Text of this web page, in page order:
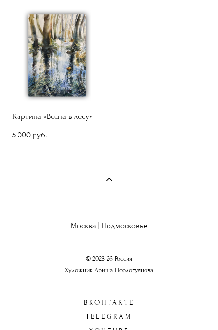
Картина «Весна в лесу»
5 000 pуб.
Москва | Подмосковье
© 2023-26 Россия
Художник Ариша Норлогуянова
ВКОНТАКТЕ
TELEGRAM